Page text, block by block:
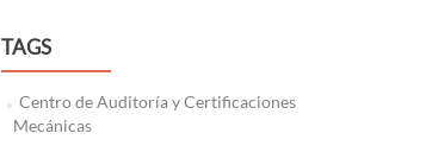
TAGS
Centro de Auditoría y Certificaciones
Mecánicas